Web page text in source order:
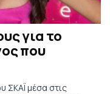
για το
που
ΣΚΑΪ μέσα στις